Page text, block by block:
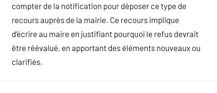
compter de la notification pour déposer ce type de
recours auprès de la mairie. Ce recours implique
d’écrire au maire en justifiant pourquoi le refus devrait
être réévalué, en apportant des éléments nouveaux ou
clarifiés.